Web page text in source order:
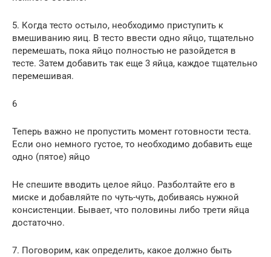
5. Когда тесто остыло, необходимо приступить к
вмешиванию яиц. В тесто ввести одно яйцо, тщательно
перемешать, пока яйцо полностью не разойдется в
тесте. Затем добавить так еще 3 яйца, каждое тщательно
перемешивая.
6
Теперь важно не пропустить момент готовности теста.
Если оно немного густое, то необходимо добавить еще
одно (пятое) яйцо
Не спешите вводить целое яйцо. Разболтайте его в
миске и добавляйте по чуть-чуть, добиваясь нужной
консистенции. Бывает, что половины либо трети яйца
достаточно.
7. Поговорим, как определить, какое должно быть